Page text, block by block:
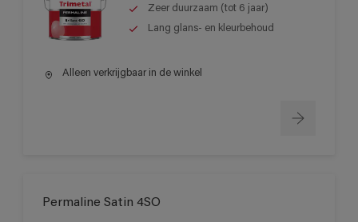
Zeer duurzaam (tot 6 jaar)
Lang glans- en kleurbehoud
Alleen verkrijgbaar in de winkel
Permaline Satin 4SO